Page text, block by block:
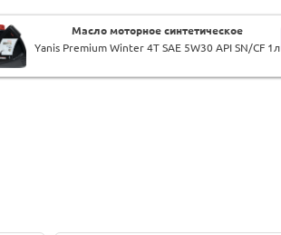
Масло моторное синтетическое
Yanis Premium Winter 4T SAE 5W30 API SN/CF 1л